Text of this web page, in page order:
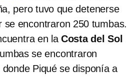
pero tuvo que detenerse
se encontraron 250 tumbas.
en la Costa del Sol
se encontraron
Piqué se disponía a